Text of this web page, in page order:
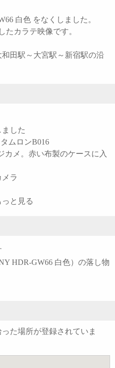
白色 をなくしました。
たカラテ映像です。
田駅～大宮駅～新宿駅の沿
した
タムロンB016
カメ。赤い布製のケースに入
ラ
と見る
HDR-GW66 白色）の落し物
た場所が登録されていま